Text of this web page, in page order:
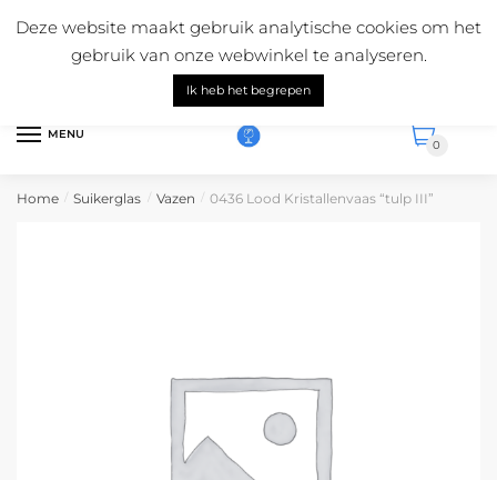
navigation
Mail ons:info@suikerglas.nl
Vragen over onze producten?
+31 (0)6 5124 1984
Nederlands
MENU
0
Home / Suikerglas / Vazen / 0436 Lood Kristallenvaas “tulp III”
Deze website maakt gebruik analytische cookies om het
gebruik van onze webwinkel te analyseren.
Ik heb het begrepen